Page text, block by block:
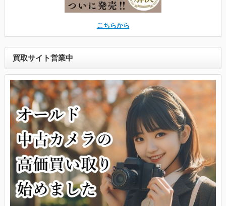
こちらから
買取サイト営業中